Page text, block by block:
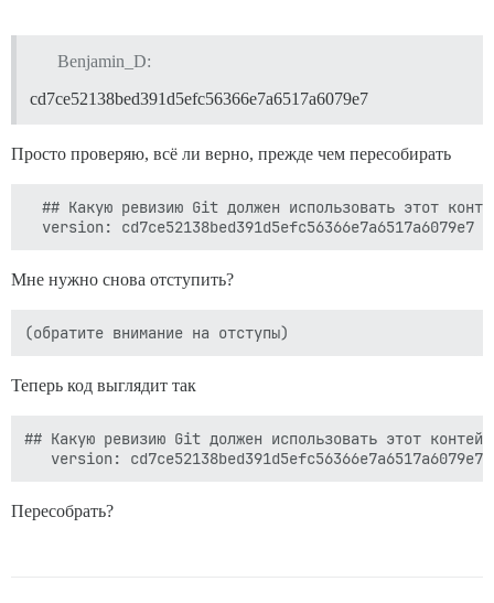
Benjamin_D:
cd7ce52138bed391d5efc56366e7a6517a6079e7
Просто проверяю, всё ли верно, прежде чем пересобирать
## Какую ревизию Git должен использовать этот
Мне нужно снова отступить?
Теперь код выглядит так
## Какую ревизию Git должен использовать этот
Пересобрать?